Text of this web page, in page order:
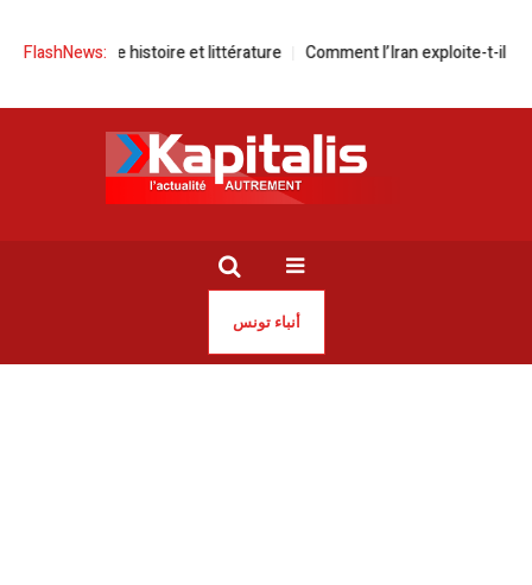
FlashNews:
entre histoire et littérature Comment l’Iran exploite-t-il l’IA
أنباء تونس